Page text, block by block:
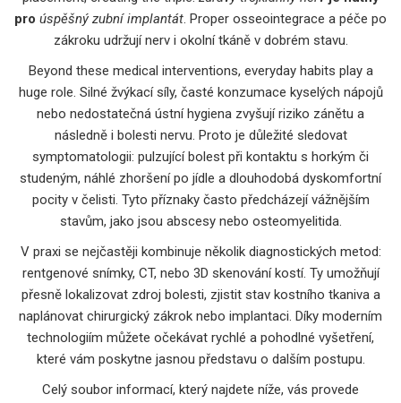
pro úspěšný zubní implantát. Proper osseointegrace a péče po
zákroku udržují nerv i okolní tkáně v dobrém stavu.
Beyond these medical interventions, everyday habits play a
huge role. Silné žvýkací síly, časté konzumace kyselých nápojů
nebo nedostatečná ústní hygiena zvyšují riziko zánětu a
následně i bolesti nervu. Proto je důležité sledovat
symptomatologii: pulzující bolest při kontaktu s horkým či
studeným, náhlé zhoršení po jídle a dlouhodobá dyskomfortní
pocity v čelisti. Tyto příznaky často předcházejí vážnějším
stavům, jako jsou abscesy nebo osteomyelitida.
V praxi se nejčastěji kombinuje několik diagnostických metod:
rentgenové snímky, CT, nebo 3D skenování kostí. Ty umožňují
přesně lokalizovat zdroj bolesti, zjistit stav kostního tkaniva a
naplánovat chirurgický zákrok nebo implantaci. Díky moderním
technologiím můžete očekávat rychlé a pohodlné vyšetření,
které vám poskytne jasnou představu o dalším postupu.
Celý soubor informací, který najdete níže, vás provede